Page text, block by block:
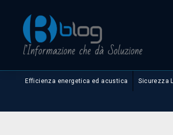
Efficienza energetica ed acustica Sicurezza